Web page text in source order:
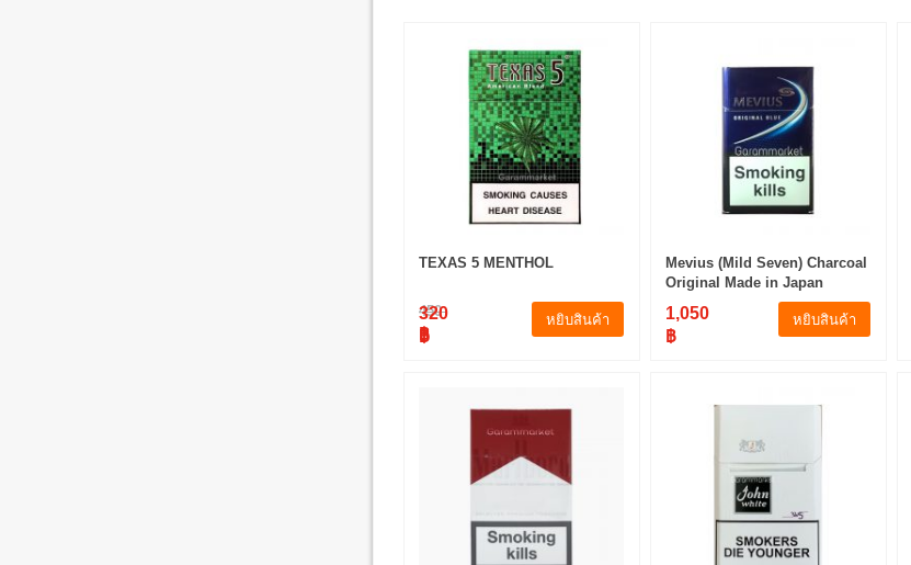
TEXAS 5 MENTHOL
450
฿
320
฿
หยิบสินค้า
Mevius (Mild Seven) Charcoal
Original Made in Japan
1,050
฿
หยิบสินค้า